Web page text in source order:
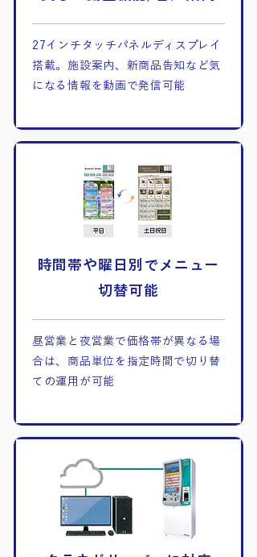
27インチタッチパネルディスプレイ
搭載。施設案内、新商品告知など気
になる情報を動画で発信可能
時間帯や曜日別でメニュー
切替可能
昼営業と夜営業で価格帯が異なる場
合は、商品単位を指定時間で切り替
ての運用が可能